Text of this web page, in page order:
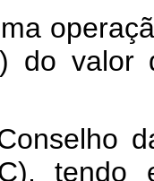
do valor
tendo